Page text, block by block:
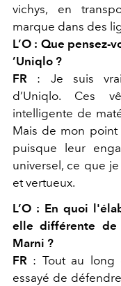
vichys, en
marque dans des
L’O : Que pensez-
’Uniqlo ?
FR : Je suis
d’Uniqlo. Ces
intelligente de
Mais de mon point
puisque leur
universel, ce que
et vertueux.
L’O : En quoi
elle différente de
Marni ?
FR : Tout au long
essayé de